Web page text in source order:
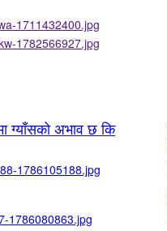
ग्याँसको अभाव छ कि